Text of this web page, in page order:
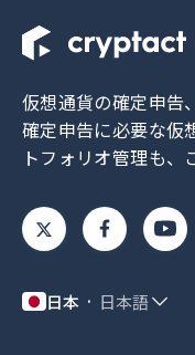
仮想通貨の確定申告
確定申告に必要な仮
トフォリオ管理も、
日本 日本語